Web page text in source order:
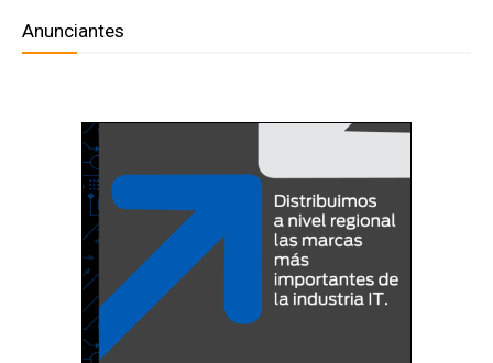
Anunciantes